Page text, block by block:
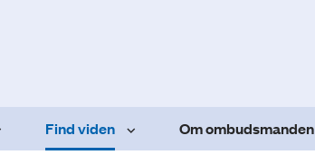
Find viden Om ombudsmanden